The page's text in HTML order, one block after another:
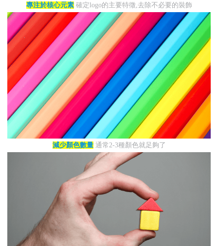
專注於核心元素確定logo的主要特徵,去除不必要的裝飾
減少顏色數量通常2-3種顏色就足夠了